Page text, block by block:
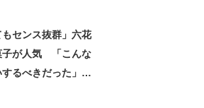
もセンス抜群」六花
子が人気 「こんな
るべきだった」